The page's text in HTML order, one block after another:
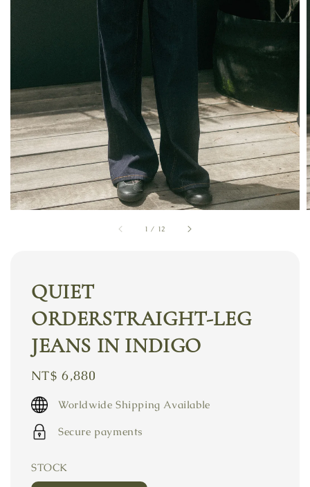
1 / 12
QUIET
ORDERSTRAIGHT-LEG
JEANS IN INDIGO
Regular
price
NT$ 6,880
Worldwide Shipping Available
Secure payments
STOCK